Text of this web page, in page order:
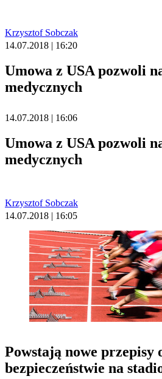
Krzysztof Sobczak
14.07.2018 | 16:20
Umowa z USA pozwoli
medycznych
14.07.2018 | 16:06
Umowa z USA pozwoli
medycznych
Krzysztof Sobczak
14.07.2018 | 16:05
Powstają nowe przepisy
bezpieczeństwie na